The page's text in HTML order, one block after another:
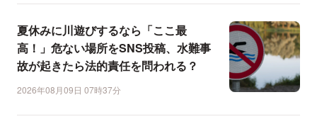
夏休みに川遊びするなら「ここ最
高！」危ない場所をSNS投稿、水難事
故が起きたら法的責任を問われる？
2026年08月09日 07時37分